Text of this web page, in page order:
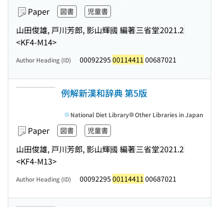
Paper 図書 児童書
山田俊雄, 戸川芳郎, 影山輝國 編著三省堂2021.2
<KF4-M14>
Author Heading (ID) 00092295 00114411 00687021
例解新漢和辞典 第5版
Paper 図書 児童書
山田俊雄, 戸川芳郎, 影山輝國 編著三省堂2021.2
<KF4-M13>
National Diet Library Other Libraries in Japan
Author Heading (ID) 00092295 00114411 00687021